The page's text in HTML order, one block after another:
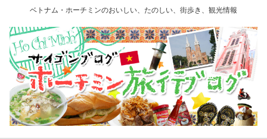
ベトナム・ホーチミンのおいしい、たのしい、街歩き、観光情報